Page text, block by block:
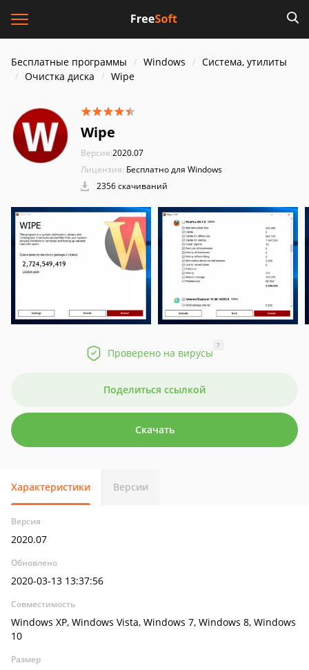
Бесплатные программы Windows
Система, утилиты
Очистка диска
Wipe
Wipe
Версия:2020.07
Лицензия: Бесплатно для Windows
2356 скачиваний
Проверено на вирусы
?
Поделиться ссылкой
Скачать
Характеристики Версии
Версия
2020.07
Обновлено
2020-03-13 13:37:56
Совместимость
Windows XP, Windows Vista, Windows 7, Windows 8, Windows
10
Размер